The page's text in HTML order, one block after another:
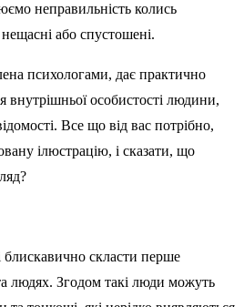
неправильність колись
або спустошені.
психологами, дає практично
внутрішньої особистості людини,
Все що від вас потрібно,
ілюстрацію, і сказати, що
блискавично скласти перше
людях. Згодом такі люди можуть